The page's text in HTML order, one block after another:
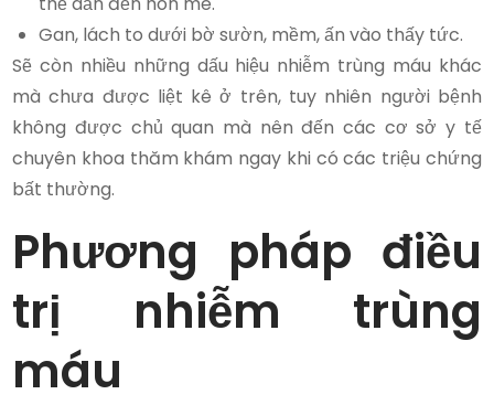
Gan, lách to dưới bờ sườn, mềm, ấn vào thấy tức.
Sẽ còn nhiều những dấu hiệu nhiễm trùng máu khác
mà chưa được liệt kê ở trên, tuy nhiên người bệnh
không được chủ quan mà nên đến các cơ sở y tế
chuyên khoa thăm khám ngay khi có các triệu chứng
bất thường.
Phương pháp điều
trị nhiễm trùng
máu